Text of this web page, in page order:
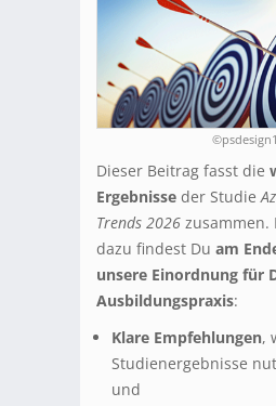
Dieser Beitrag fasst die
Ergebnisse der Studie
Trends 2026 zusammen.
dazu findest Du am
unsere Einordnung für
Ausbildungspraxis:
Klare Empfehlungen,
Studienergebnisse
und